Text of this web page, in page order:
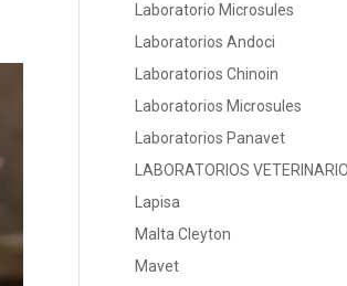
Laboratorio Microsules
Laboratorios Andoci
Laboratorios Chinoin
Laboratorios Microsules
Laboratorios Panavet
LABORATORIOS
Lapisa
Malta Cleyton
Mavet